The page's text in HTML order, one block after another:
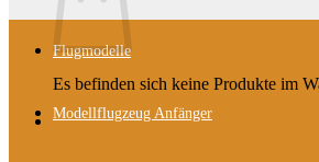
Es befinden sich keine Produkte im
Flugmodelle
Modellflugzeug Anfänger